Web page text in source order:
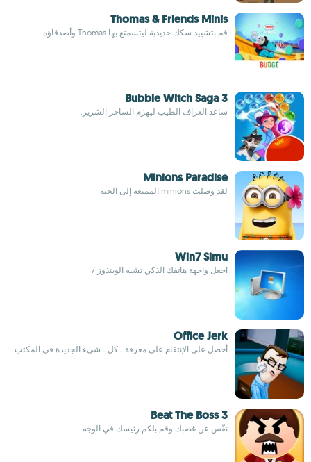
Thomas & Friends Minis
قم بتشييد سكك حديدية ليتسمتع بها Thomas وأصدقاؤه
Bubble Witch Saga 3
ساعد العراف الطيب ليهزم الساحر الشرير.
Minions Paradise
لقد وصلت minions الممتعة إلى الجنة
Win7 Simu
اجعل واجهة هاتفك الذكي تشبه الوينذوز 7
Office Jerk
أحصل على الإنتقام على معرفة ـ كل ـ شيء الجديدة في المكتب
Beat The Boss 3
نفّس عن غضبك وقم بلكم رئيسك في الوجه